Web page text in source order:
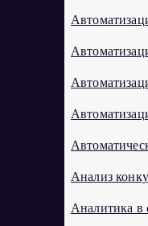
Анализ
Аналитика в